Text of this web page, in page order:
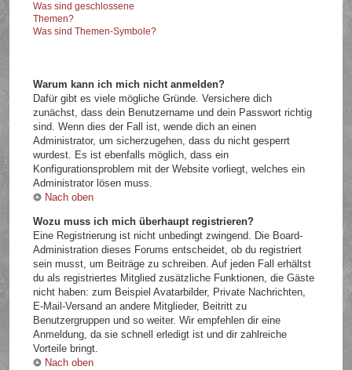
Was sind geschlossene
Themen?
Was sind Themen-Symbole?
Warum kann ich mich nicht anmelden?
Dafür gibt es viele mögliche Gründe. Versichere dich
zunächst, dass dein Benutzername und dein Passwort richtig
sind. Wenn dies der Fall ist, wende dich an einen
Administrator, um sicherzugehen, dass du nicht gesperrt
wurdest. Es ist ebenfalls möglich, dass ein
Konfigurationsproblem mit der Website vorliegt, welches ein
Administrator lösen muss.
Nach oben
Wozu muss ich mich überhaupt registrieren?
Eine Registrierung ist nicht unbedingt zwingend. Die Board-
Administration dieses Forums entscheidet, ob du registriert
sein musst, um Beiträge zu schreiben. Auf jeden Fall erhältst
du als registriertes Mitglied zusätzliche Funktionen, die Gäste
nicht haben: zum Beispiel Avatarbilder, Private Nachrichten,
E-Mail-Versand an andere Mitglieder, Beitritt zu
Benutzergruppen und so weiter. Wir empfehlen dir eine
Anmeldung, da sie schnell erledigt ist und dir zahlreiche
Vorteile bringt.
Nach oben